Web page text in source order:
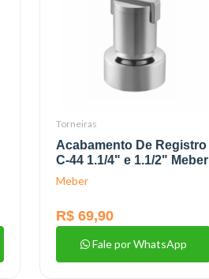
Torneiras
Acabamento De Registro
C-44 1.1/4" e 1.1/2" Meber
Meber
R$ 69,90
Fale por WhatsApp